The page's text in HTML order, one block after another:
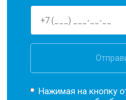
Нажимая на кнопку